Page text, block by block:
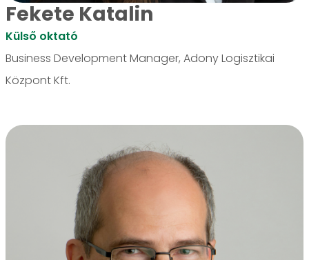
Fekete Katalin
Külső oktató
Business Development Manager, Adony Logisztikai
Központ Kft.